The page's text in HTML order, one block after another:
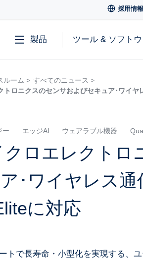
採用情報
製品 ツール & ソフト
ルーム > すべてのニュース >
トロニクスのセンサおよびセキュア･ワイ
ー エッジAI ウェアラブル機器
クロエレクトロ
･ワイヤレス
に対応
トで長寿命・小型化を実現する、